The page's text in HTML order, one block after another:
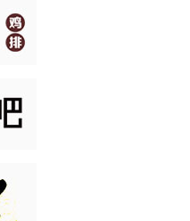
08:09
08:08
08:06